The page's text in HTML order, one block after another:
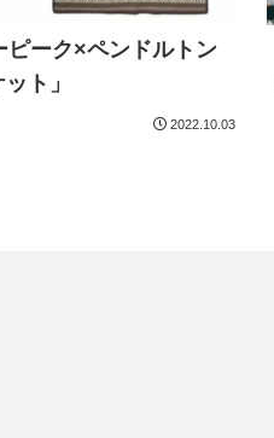
ピーク×ペンドルトン
ト」
2022.10.03